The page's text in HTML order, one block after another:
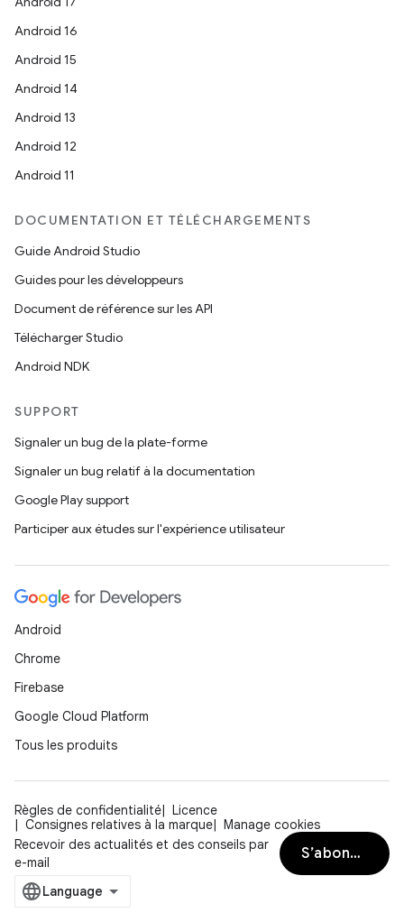
Android 16
Android 15
Android 14
Android 13
Android 12
Android 11
DOCUMENTATION ET TÉLÉCHARGEMENTS
Guide Android Studio
Guides pour les développeurs
Document de référence sur les API
Télécharger Studio
Android NDK
SUPPORT
Signaler un bug de la plate-forme
Signaler un bug relatif à la documentation
Google Play support
Participer aux études sur l'expérience utilisateur
Android
Chrome
Firebase
Google Cloud Platform
Tous les produits
Règles de confidentialité
Licence
Consignes relatives à la marque
Manage cookies
Recevoir des actualités et des conseils par
e-mail
S’abonner